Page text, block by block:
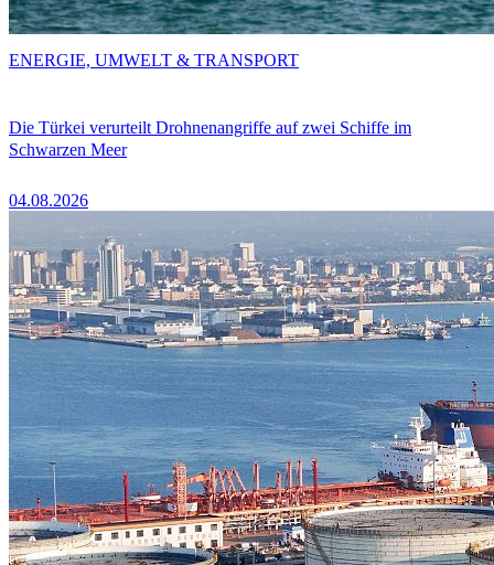
Die Türkei verurteilt Drohnenangriffe auf zwei Schiffe im
Schwarzen Meer
04.08.2026
ENERGIE, UMWELT & TRANSPORT